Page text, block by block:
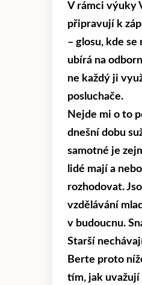
V rámci výuky
připravují k
– glosu, kde
ubírá na
ne každý ji
posluchače.
Nejde mi o to
dnešní dobu
samotné je
lidé mají a
rozhodovat.
vzdělávání
v budoucnu.
Starší
Berte proto
tím, jak uvažují